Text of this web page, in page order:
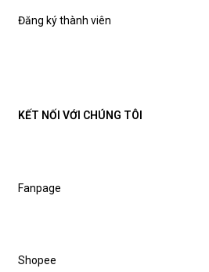
Đăng ký thành viên
KẾT NỐI VỚI CHÚNG TÔI
Fanpage
Shopee